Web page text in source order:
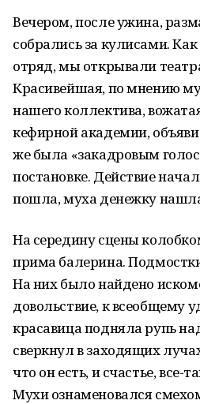
Вечером, после ужина,
собрались за кулисами.
отряд, мы открывали
Красивейшая, по мнению
нашего коллектива,
кефирной академии,
же была «закадровым
постановке. Действие
пошла, муха денежку
На середину сцены
прима балерина.
На них было найдено
довольствие, к всеобщему
красавица подняла рупь
сверкнул в заходящих
что он есть, и счастье, все-
Мухи ознаменовался